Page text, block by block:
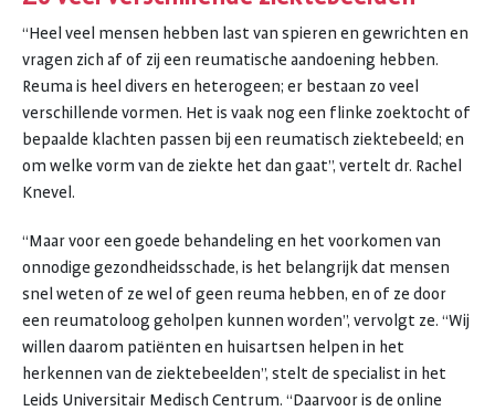
“Heel veel mensen hebben last van spieren en gewrichten en
vragen zich af of zij een reumatische aandoening hebben.
Reuma is heel divers en heterogeen; er bestaan zo veel
verschillende vormen. Het is vaak nog een flinke zoektocht of
bepaalde klachten passen bij een reumatisch ziektebeeld; en
om welke vorm van de ziekte het dan gaat”, vertelt dr. Rachel
Knevel.
“Maar voor een goede behandeling en het voorkomen van
onnodige gezondheidsschade, is het belangrijk dat mensen
snel weten of ze wel of geen reuma hebben, en of ze door
een reumatoloog geholpen kunnen worden”, vervolgt ze. “Wij
willen daarom patiënten en huisartsen helpen in het
herkennen van de ziektebeelden”, stelt de specialist in het
Leids Universitair Medisch Centrum. “Daarvoor is de online